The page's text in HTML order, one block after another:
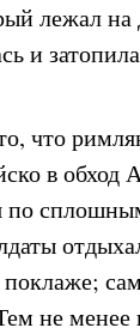
лежал
и
что
в обход
по
не